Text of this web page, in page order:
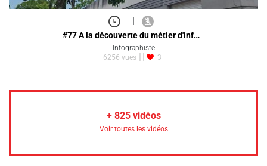
|
#77 A la découverte du métier d'inf…
Infographiste
6256 vues
3
+ 825vidéos
Voir toutes les vidéos